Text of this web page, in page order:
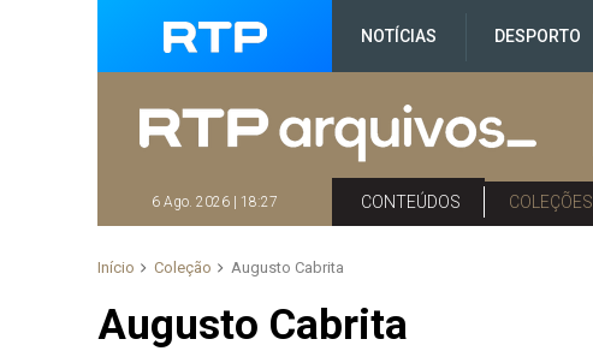
NOTÍCIAS DESPORTO
6 Ago. 2026 | 18:27 CONTEÚDOS COLEÇÕES
Início Coleção Augusto Cabrita
Augusto Cabrita